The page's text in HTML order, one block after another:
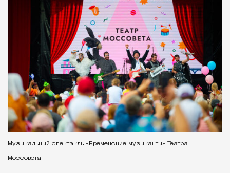
Музыкальный спектакль «Бременские музыканты» Театра
Моссовета